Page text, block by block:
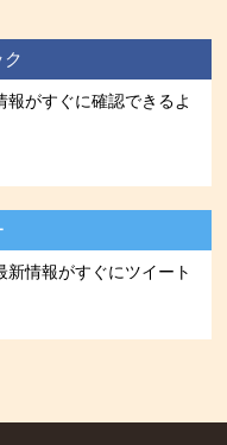
報がすぐに確認できるよ
新情報がすぐにツイート